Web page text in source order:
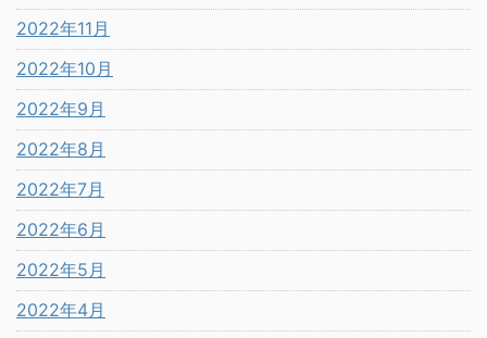
2022年11月
2022年10月
2022年9月
2022年8月
2022年7月
2022年6月
2022年5月
2022年4月